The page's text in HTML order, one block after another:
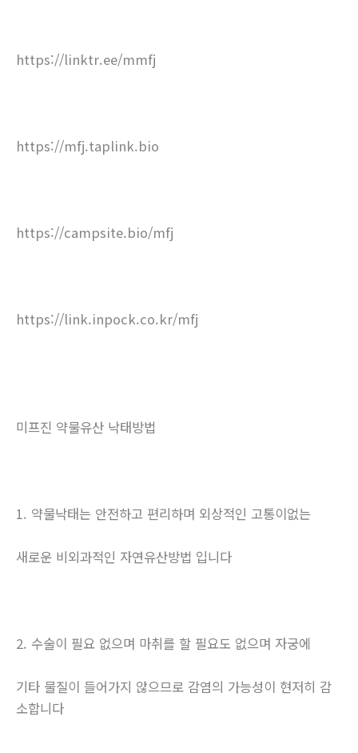
https://linktr.ee/mmfj
https://mfj.taplink.bio
https://campsite.bio/mfj
https://link.inpock.co.kr/mfj
미프진 약물유산 낙태방법
1. 약물낙태는 안전하고 편리하며 외상적인 고통이없는
새로운 비외과적인 자연유산방법 입니다
2. 수술이 필요 없으며 마취를 할 필요도 없으며 자궁에
기타 물질이 들어가지 않으므로 감염의 가능성이 현저히 감
소합니다